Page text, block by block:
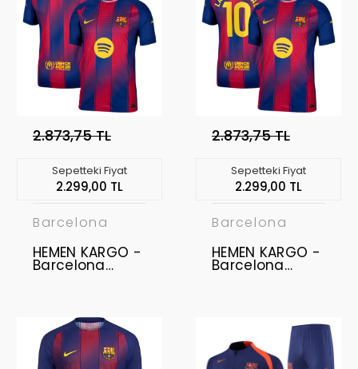
2.873,75 TL
Sepetteki Fiyat
2.299,00 TL
Barcelona
HEMEN KARGO -
Barcelona
2.873,75 TL
Sepetteki Fiyat
2.299,00 TL
Barcelona
HEMEN KARGO -
Barcelona